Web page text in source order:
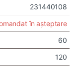
231440108
în așteptare
60
120